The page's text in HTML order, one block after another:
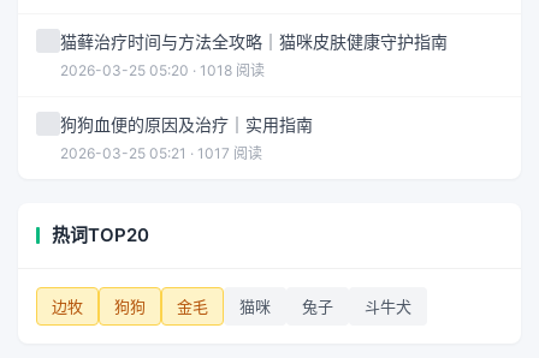
猫藓治疗时间与方法全攻略｜猫咪皮肤健康守护指南
2026-03-25 05:20 · 1018 阅读
狗狗血便的原因及治疗｜实用指南
2026-03-25 05:21 · 1017 阅读
热词TOP20
边牧 狗狗 金毛 猫咪 兔子 斗牛犬